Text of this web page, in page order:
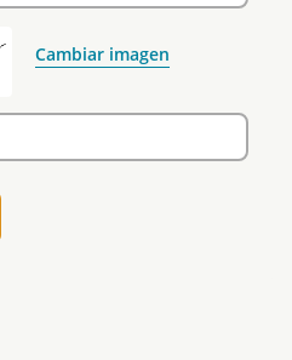
Cambiar imagen